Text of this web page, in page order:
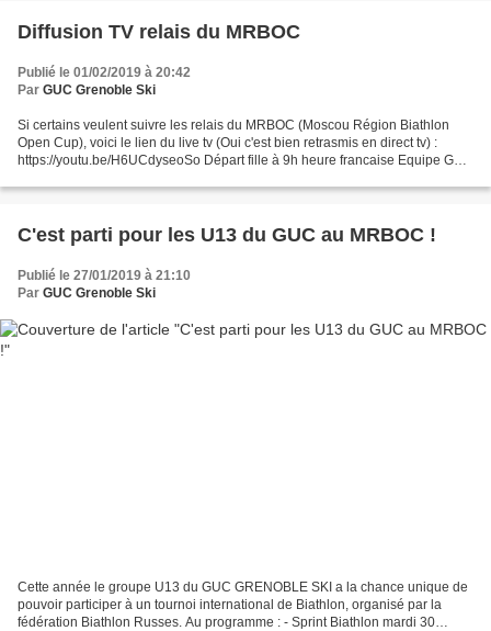
Diffusion TV relais du MRBOC
Publié le 01/02/2019 à 20:42
Par GUC Grenoble Ski
Si certains veulent suivre les relais du MRBOC (Moscou Région Biathlon
Open Cup), voici le lien du live tv (Oui c'est bien retrasmis en direct tv) :
https://youtu.be/H6UCdyseoSo Départ fille à 9h heure francaise Equipe GUC
C'est parti pour les U13 du GUC au MRBOC !
Publié le 27/01/2019 à 21:10
Par GUC Grenoble Ski
Cette année le groupe U13 du GUC GRENOBLE SKI a la chance unique de
pouvoir participer à un tournoi international de Biathlon, organisé par la
fédération Biathlon Russes. Au programme : - Sprint Biathlon mardi 30